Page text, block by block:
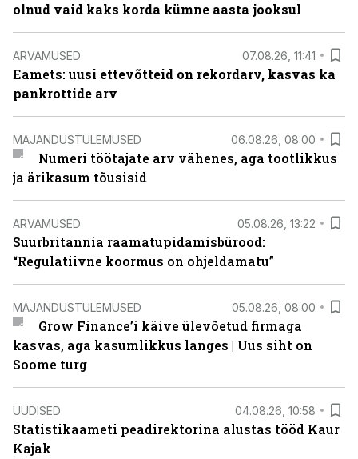
olnud vaid kaks korda kümne aasta jooksul
ARVAMUSED 07.08.26, 11:41
Eamets: uusi ettevõtteid on rekordarv, kasvas ka
pankrottide arv
MAJANDUSTULEMUSED 06.08.26, 08:00
Numeri töötajate arv vähenes, aga tootlikkus
ja ärikasum tõusisid
ARVAMUSED 05.08.26, 13:22
Suurbritannia raamatupidamisbürood:
“Regulatiivne koormus on ohjeldamatu”
MAJANDUSTULEMUSED 05.08.26, 08:00
Grow Finance’i käive ülevõetud firmaga
kasvas, aga kasumlikkus langes | Uus siht on
Soome turg
UUDISED 04.08.26, 10:58
Statistikaameti peadirektorina alustas tööd Kaur
Kajak